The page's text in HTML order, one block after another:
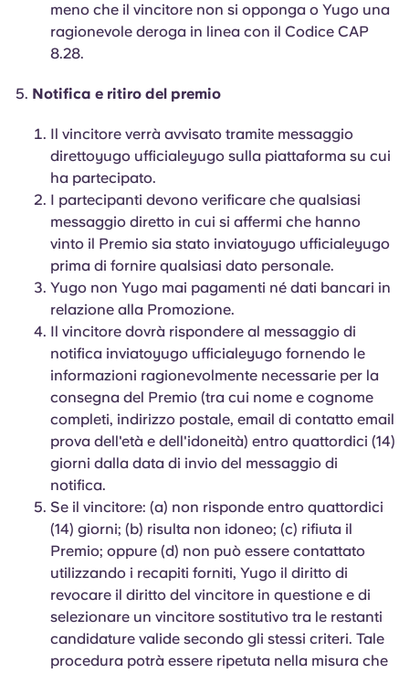
meno che il vincitore non si opponga o Yugo una
ragionevole deroga in linea con il Codice CAP
8.28.
Notifica e ritiro del premio
Il vincitore verrà avvisato tramite messaggio
direttoyugo ufficialeyugo sulla piattaforma su cui
ha partecipato.
I partecipanti devono verificare che qualsiasi
messaggio diretto in cui si affermi che hanno
vinto il Premio sia stato inviatoyugo ufficialeyugo
prima di fornire qualsiasi dato personale.
Yugo non Yugo mai pagamenti né dati bancari in
relazione alla Promozione.
Il vincitore dovrà rispondere al messaggio di
notifica inviatoyugo ufficialeyugo fornendo le
informazioni ragionevolmente necessarie per la
consegna del Premio (tra cui nome e cognome
completi, indirizzo postale, email di contatto email
prova dell'età e dell'idoneità) entro quattordici (14)
giorni dalla data di invio del messaggio di
notifica.
Se il vincitore: (a) non risponde entro quattordici
(14) giorni; (b) risulta non idoneo; (c) rifiuta il
Premio; oppure (d) non può essere contattato
utilizzando i recapiti forniti, Yugo il diritto di
revocare il diritto del vincitore in questione e di
selezionare un vincitore sostitutivo tra le restanti
candidature valide secondo gli stessi criteri. Tale
procedura potrà essere ripetuta nella misura che